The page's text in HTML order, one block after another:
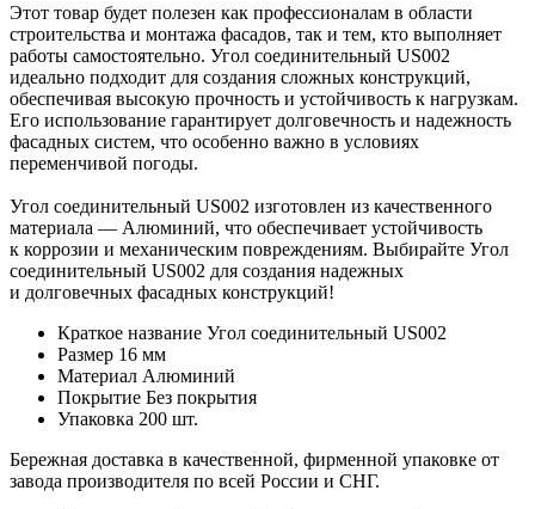
Этот товар будет полезен как профессионалам в области
строительства и монтажа фасадов, так и тем, кто выполняет
работы самостоятельно. Угол соединительный US002
идеально подходит для создания сложных конструкций,
обеспечивая высокую прочность и устойчивость к нагрузкам.
Его использование гарантирует долговечность и надежность
фасадных систем, что особенно важно в условиях
переменчивой погоды.
Угол соединительный US002 изготовлен из качественного
материала — Алюминий, что обеспечивает устойчивость
к коррозии и механическим повреждениям. Выбирайте Угол
соединительный US002 для создания надежных
и долговечных фасадных конструкций!
Краткое название Угол соединительный US002
Размер 16 мм
Материал Алюминий
Покрытие Без покрытия
Упаковка 200 шт.
Бережная доставка в качественной, фирменной упаковке от
завода производителя по всей России и СНГ.